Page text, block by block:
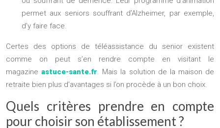
permet aux seniors souffrant d’Alzheimer, par exemple,
d’y faire face.
Certes des options de téléassistance du senior existent
comme on peut s’en rendre compte en visitant le
magazineastuce-sante.fr. Mais la solution de la maison de
retraite bien plus d’avantages si l’on procède à un bon choix.
Quels critères prendre en compte
pour choisir son établissement ?